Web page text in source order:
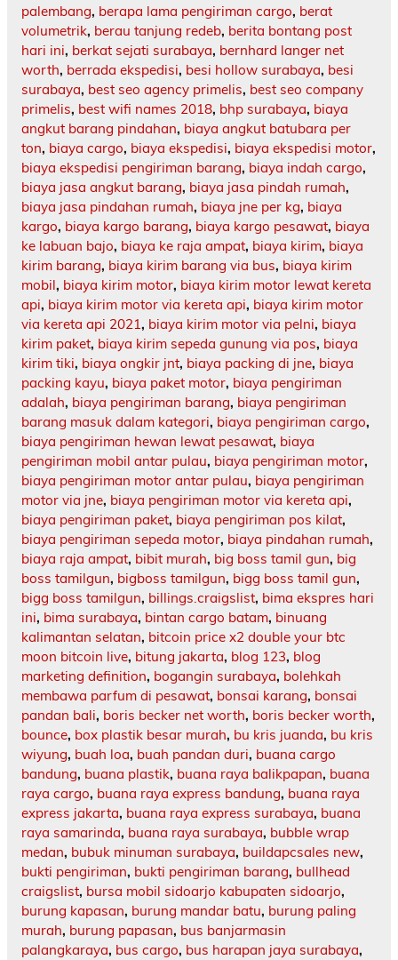
palembang, berapa lama pengiriman cargo, berat
volumetrik, berau tanjung redeb, berita bontang post
hari ini, berkat sejati surabaya, bernhard langer net
worth, berrada ekspedisi, besi hollow surabaya, besi
surabaya, best seo agency primelis, best seo company
primelis, best wifi names 2018, bhp surabaya, biaya
angkut barang pindahan, biaya angkut batubara per
ton, biaya cargo, biaya ekspedisi, biaya ekspedisi motor,
biaya ekspedisi pengiriman barang, biaya indah cargo,
biaya jasa angkut barang, biaya jasa pindah rumah,
biaya jasa pindahan rumah, biaya jne per kg, biaya
kargo, biaya kargo barang, biaya kargo pesawat, biaya
ke labuan bajo, biaya ke raja ampat, biaya kirim, biaya
kirim barang, biaya kirim barang via bus, biaya kirim
mobil, biaya kirim motor, biaya kirim motor lewat kereta
api, biaya kirim motor via kereta api, biaya kirim motor
via kereta api 2021, biaya kirim motor via pelni, biaya
kirim paket, biaya kirim sepeda gunung via pos, biaya
kirim tiki, biaya ongkir jnt, biaya packing di jne, biaya
packing kayu, biaya paket motor, biaya pengiriman
adalah, biaya pengiriman barang, biaya pengiriman
barang masuk dalam kategori, biaya pengiriman cargo,
biaya pengiriman hewan lewat pesawat, biaya
pengiriman mobil antar pulau, biaya pengiriman motor,
biaya pengiriman motor antar pulau, biaya pengiriman
motor via jne, biaya pengiriman motor via kereta api,
biaya pengiriman paket, biaya pengiriman pos kilat,
biaya pengiriman sepeda motor, biaya pindahan rumah,
biaya raja ampat, bibit murah, big boss tamil gun, big
boss tamilgun, bigboss tamilgun, bigg boss tamil gun,
bigg boss tamilgun, billings.craigslist, bima ekspres hari
ini, bima surabaya, bintan cargo batam, binuang
kalimantan selatan, bitcoin price x2 double your btc
moon bitcoin live, bitung jakarta, blog 123, blog
marketing definition, bogangin surabaya, bolehkah
membawa parfum di pesawat, bonsai karang, bonsai
pandan bali, boris becker net worth, boris becker worth,
bounce, box plastik besar murah, bu kris juanda, bu kris
wiyung, buah loa, buah pandan duri, buana cargo
bandung, buana plastik, buana raya balikpapan, buana
raya cargo, buana raya express bandung, buana raya
express jakarta, buana raya express surabaya, buana
raya samarinda, buana raya surabaya, bubble wrap
medan, bubuk minuman surabaya, buildapcsales new,
bukti pengiriman, bukti pengiriman barang, bullhead
craigslist, bursa mobil sidoarjo kabupaten sidoarjo,
burung kapasan, burung mandar batu, burung paling
murah, burung papasan, bus banjarmasin
palangkaraya, bus cargo, bus harapan jaya surabaya,